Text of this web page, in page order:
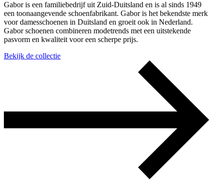
Gabor is een familiebedrijf uit Zuid-Duitsland en is al sinds 1949
een toonaangevende schoenfabrikant. Gabor is het bekendste merk
voor damesschoenen in Duitsland en groeit ook in Nederland.
Gabor schoenen combineren modetrends met een uitstekende
pasvorm en kwaliteit voor een scherpe prijs.
Bekijk de collectie